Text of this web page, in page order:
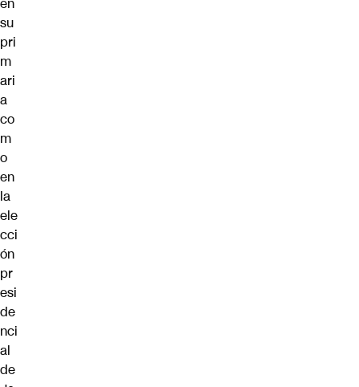
su
pri
m
ari
a
co
m
o
en
la
ele
cci
ón
pr
esi
de
nci
al
de